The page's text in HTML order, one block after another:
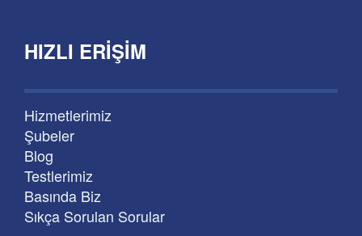
HIZLI ERIŞIM
Hizmetlerimiz
Şubeler
Blog
Testlerimiz
Basında Biz
Sıkça Sorulan Sorular